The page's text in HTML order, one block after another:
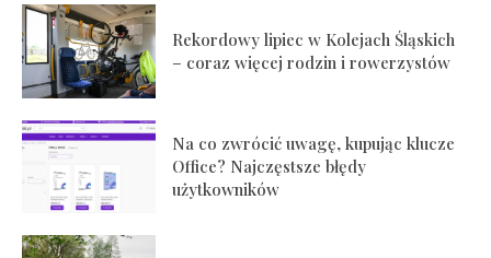
Rekordowy lipiec w Kolejach Śląskich
– coraz więcej rodzin i rowerzystów
Na co zwrócić uwagę, kupując klucze
Office? Najczęstsze błędy
użytkowników